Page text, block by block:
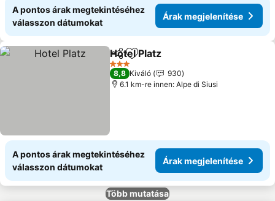
A pontos árak megtekintéséhez
válasszon dátumokat
Árak megjelenítése
Megosztás
Hozzáadás a kedvencekhez
Hotel Platz
3 Kategória
8,8 Kiváló
930
6.1 km-re innen: Alpe di Siusi
A pontos árak megtekintéséhez
válasszon dátumokat
Árak megjelenítése
Több mutatása